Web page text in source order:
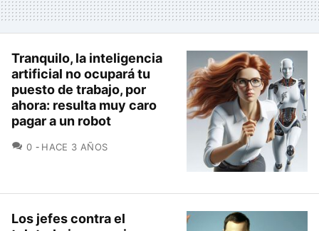
Tranquilo, la inteligencia
artificial no ocupará tu
puesto de trabajo, por
ahora: resulta muy caro
pagar a un robot
0 COMENTARIOS
HACE 3 AÑOS
Los jefes contra el